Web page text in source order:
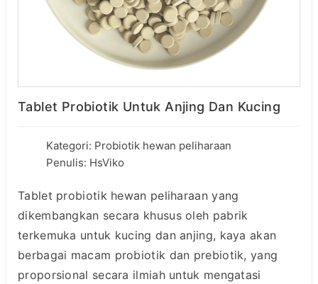
Tablet Probiotik Untuk Anjing Dan Kucing
Kategori: Probiotik hewan peliharaan
Penulis: HsViko
Tablet probiotik hewan peliharaan yang
dikembangkan secara khusus oleh pabrik
terkemuka untuk kucing dan anjing, kaya akan
berbagai macam probiotik dan prebiotik, yang
proporsional secara ilmiah untuk mengatasi